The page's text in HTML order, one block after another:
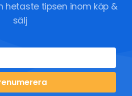
hetaste tipsen inom köp &
sälj